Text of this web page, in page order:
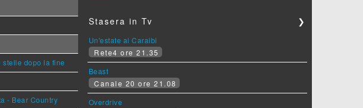
stelle dopo la fine
- Bear Country
Stasera in Tv ❯
Un'estate ai Caraibi
Rete4 ore 21.35
Beast
Canale 20 ore 21.08
Overdrive